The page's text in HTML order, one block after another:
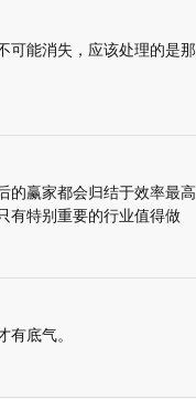
可能消失，应该处理的是
赢家都会归结于效率最高
有特别重要的行业值得做
底气。